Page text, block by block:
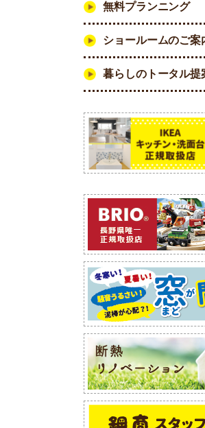
無料プランニング
ショールームのご案
暮らしのトータル提